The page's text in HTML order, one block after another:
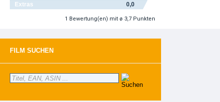
Extras
0,0
1 Bewertung(en) mit ø 3,7 Punkten
FILM SUCHEN